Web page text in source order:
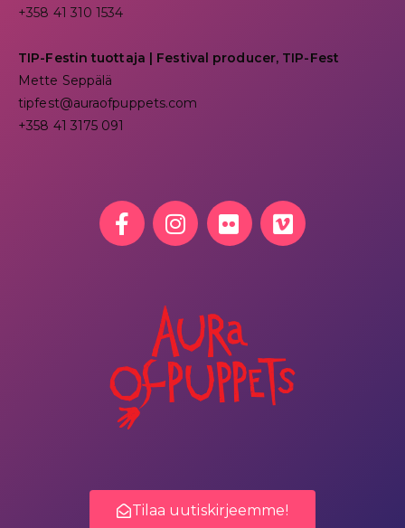
+358 41 310 1534
TIP-Festin tuottaja | Festival producer, TIP-Fest
Mette Seppälä
tipfest@auraofpuppets.com
+358 41 3175 091
Tilaa uutiskirjeemme!